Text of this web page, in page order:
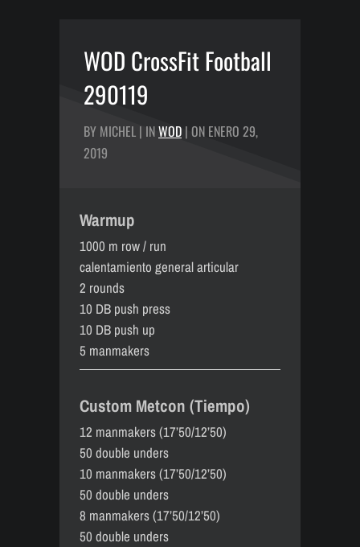
WOD CrossFit Football
290119
BY MICHEL | INWOD | ON ENERO 29,
2019
Warmup
1000 m row / run
calentamiento general articular
2 rounds
10 DB push press
10 DB push up
5 manmakers
Custom Metcon (Tiempo)
12 manmakers (17’50/12’50)
50 double unders
10 manmakers (17’50/12’50)
50 double unders
8 manmakers (17’50/12’50)
50 double unders